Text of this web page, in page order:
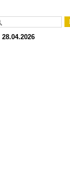
28.04.2026